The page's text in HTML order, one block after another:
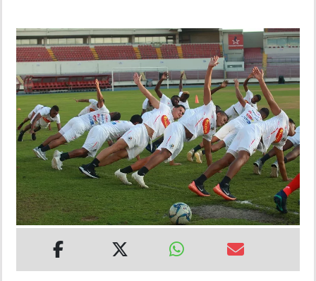
DEPORTES
MUNDO
INSÓLITAS
MULTIMEDIA
IMPRESO